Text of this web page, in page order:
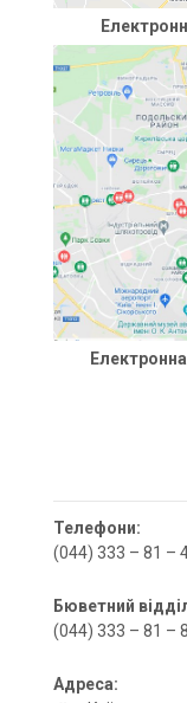
Телефони:
(044) 333 – 81 –
Бюветний
(044) 333 – 81 –
Адреса: